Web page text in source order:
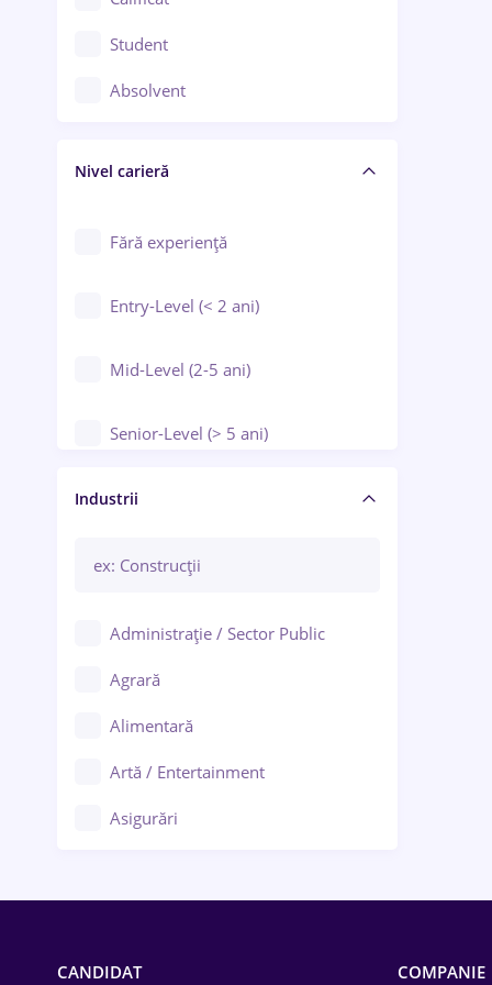
Construcții / Instalații
Controlul calității
Educație / Training / Arte
Student
Absolvent
Nivel carieră
Fără experiență
Entry-Level (< 2 ani)
Mid-Level (2-5 ani)
Senior-Level (> 5 ani)
Manager / Executiv
Industrii
Administrație / Sector Public
Agrară
Alimentară
Artă / Entertainment
Asigurări
CANDIDAT COMPANIE